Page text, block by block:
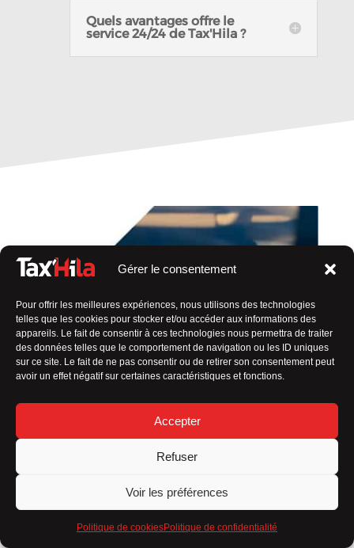
Gérer le consentement
Pour offrir les meilleures expériences, nous utilisons des technologies
telles que les cookies pour stocker et/ou accéder aux informations des
appareils. Le fait de consentir à ces technologies nous permettra de traiter
des données telles que le comportement de navigation ou les ID uniques
sur ce site. Le fait de ne pas consentir ou de retirer son consentement peut
avoir un effet négatif sur certaines caractéristiques et fonctions.
Accepter
Refuser
Voir les préférences
Politique de cookiesPolitique de confidentialité
Quels avantages offre le
service 24/24 de Tax'Hila ?